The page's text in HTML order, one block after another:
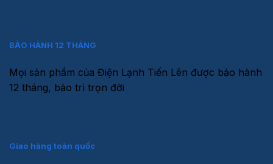
BẢO HÀNH 12 THÁNG
Mọi sản phẩm của Điện Lạnh Tiến Lên được bảo hành
12 tháng, bảo trì trọn đời
Giao hàng toàn quốc